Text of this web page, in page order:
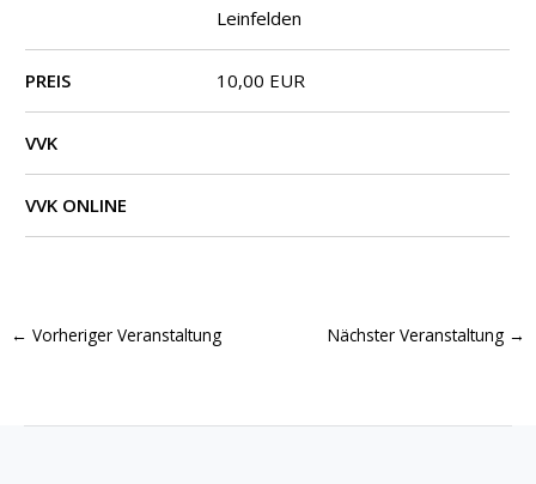
Leinfelden
PREIS 10,00 EUR
VVK
VVK ONLINE
← Vorheriger Veranstaltung Nächster Veranstaltung →